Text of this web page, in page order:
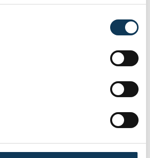
alakult.
a magyaros
labda" - nyilatkozta
jól dolgoztak, nagyon sokat